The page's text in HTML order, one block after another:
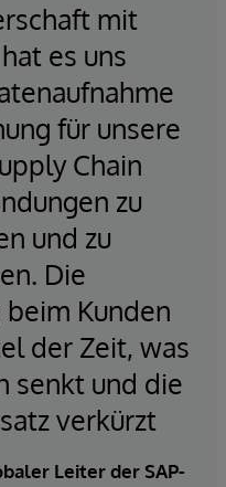
mit
es uns
für unsere
Chain
zu
und zu
Die
Kunden
der Zeit, was
senkt und die
verkürzt
Leiter der SAP-